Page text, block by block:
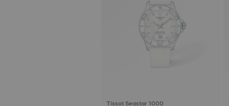
Tissot Seastar 1000